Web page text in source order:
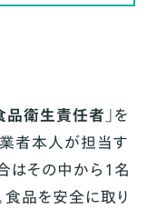
品衛生責任者 」を
業者本人が担当す
はその中から1名
食品を安全に取り